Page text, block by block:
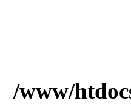
/www/